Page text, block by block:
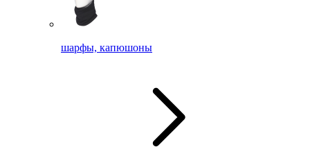
шарфы, капюшоны